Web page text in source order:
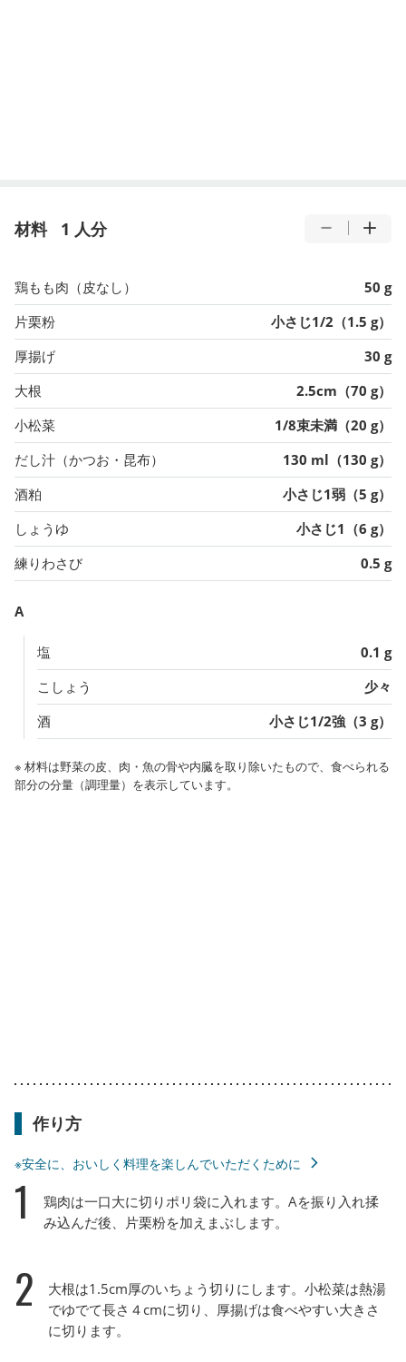
材料 1 人分
鶏もも肉（皮なし）
50 g
片栗粉
小さじ1/2（1.5 g）
厚揚げ
30 g
大根
2.5cm（70 g）
小松菜
1/8束未満（20 g）
だし汁（かつお・昆布）
130 ml（130 g）
酒粕
小さじ1弱（5 g）
しょうゆ
小さじ1（6 g）
練りわさび
0.5 g
A
塩
0.1 g
こしょう
少々
酒
小さじ1/2強（3 g）
※ 材料は野菜の皮、肉・魚の骨や内臓を取り除いたもので、食べられる
部分の分量（調理量）を表示しています。
作り方
※安全に、おいしく料理を楽しんでいただくために
1
鶏肉は一口大に切りポリ袋に入れます。Aを振り入れ揉
み込んだ後、片栗粉を加えまぶします。
2
大根は1.5cm厚のいちょう切りにします。小松菜は熱湯
でゆでて長さ４cmに切り、厚揚げは食べやすい大きさ
に切ります。